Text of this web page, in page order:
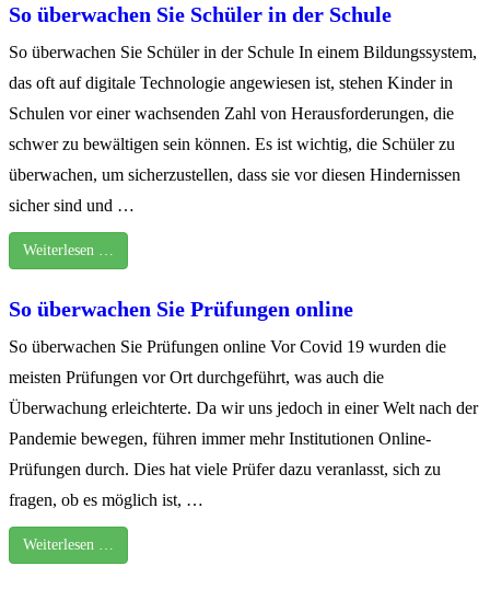
So überwachen Sie Schüler in der Schule
So überwachen Sie Schüler in der Schule In einem Bildungssystem,
das oft auf digitale Technologie angewiesen ist, stehen Kinder in
Schulen vor einer wachsenden Zahl von Herausforderungen, die
schwer zu bewältigen sein können. Es ist wichtig, die Schüler zu
überwachen, um sicherzustellen, dass sie vor diesen Hindernissen
sicher sind und …
Weiterlesen …
So überwachen Sie Prüfungen online
So überwachen Sie Prüfungen online Vor Covid 19 wurden die
meisten Prüfungen vor Ort durchgeführt, was auch die
Überwachung erleichterte. Da wir uns jedoch in einer Welt nach der
Pandemie bewegen, führen immer mehr Institutionen Online-
Prüfungen durch. Dies hat viele Prüfer dazu veranlasst, sich zu
fragen, ob es möglich ist, …
Weiterlesen …